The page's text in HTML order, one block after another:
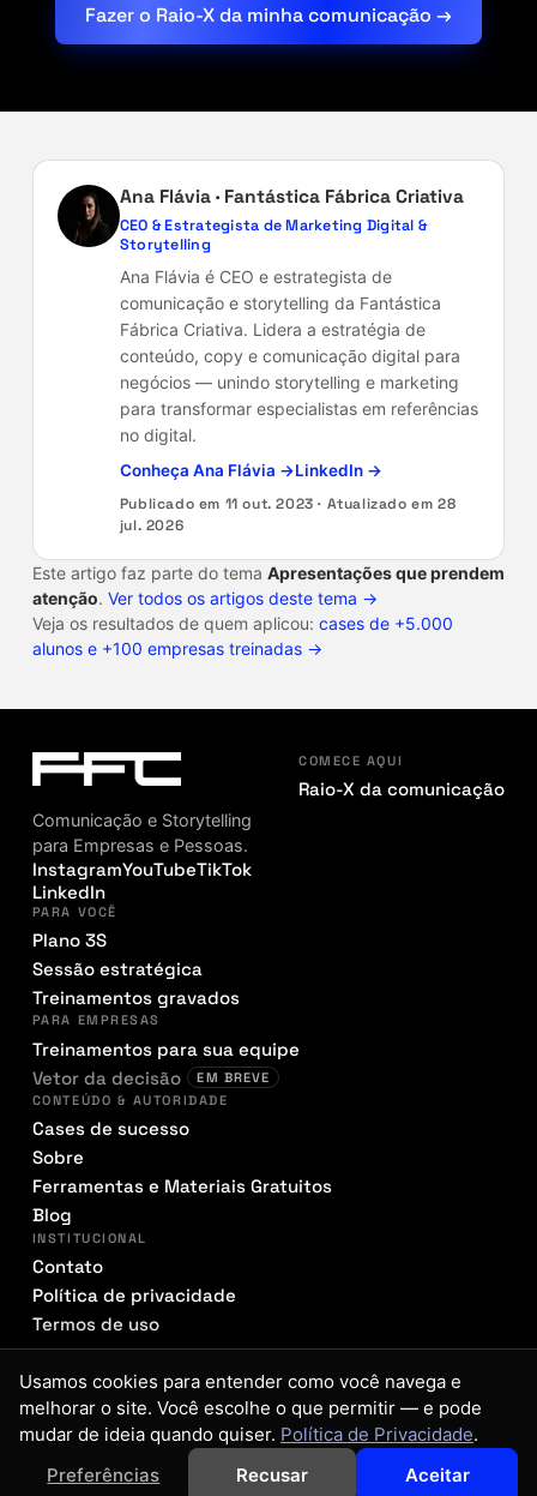
Fazer o Raio-X da minha comunicação →
Ana Flávia · Fantástica Fábrica Criativa
CEO & Estrategista de Marketing Digital &
Storytelling
Ana Flávia é CEO e estrategista de
comunicação e storytelling da Fantástica
Fábrica Criativa. Lidera a estratégia de
conteúdo, copy e comunicação digital para
negócios — unindo storytelling e marketing
para transformar especialistas em referências
no digital.
Conheça Ana Flávia →LinkedIn →
Publicado em 11 out. 2023 · Atualizado em28
jul. 2026
Este artigo faz parte do tema Apresentações que prendem
atenção. Ver todos os artigos deste tema →
Veja os resultados de quem aplicou: cases de +5.000
alunos e +100 empresas treinadas →
Comunicação e Storytelling
para Empresas e Pessoas.
InstagramYouTubeTikTok
LinkedIn
COMECE AQUI
Raio-X da comunicação
PARA VOCÊ
Plano 3S
Sessão estratégica
Treinamentos gravados
PARA EMPRESAS
Treinamentos para sua equipe
Vetor da decisão
EM BREVE
CONTEÚDO & AUTORIDADE
Cases de sucesso
Sobre
Ferramentas e Materiais Gratuitos
Blog
INSTITUCIONAL
Contato
Política de privacidade
Termos de uso
© 2026 FANTÁSTICA FÁBRICA CRIATIVA LTDA · CNPJ
30.566.128/0001-88
Usamos cookies para entender como você navega e
melhorar o site. Você escolhe o que permitir — e pode
mudar de ideia quando quiser. Política de Privacidade.
Preferências
Recusar Aceitar